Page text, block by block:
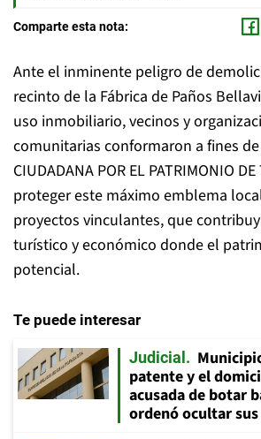
Comparte esta nota:
Ante el inminente peligro de
recinto de la Fábrica de Paños
uso inmobiliario, vecinos y
comunitarias conformaron a fines de
CIUDADANA POR EL PATRIMONIO
proteger este máximo emblema
proyectos vinculantes, que
turístico y económico donde el
potencial.
Te puede interesar
Judicial
patente y el
acusada de botar
ordenó ocultar